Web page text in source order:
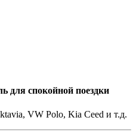
для спокойной поездки
VW Polo, Kia Ceed и т.д.